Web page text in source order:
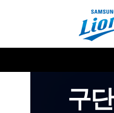
구단